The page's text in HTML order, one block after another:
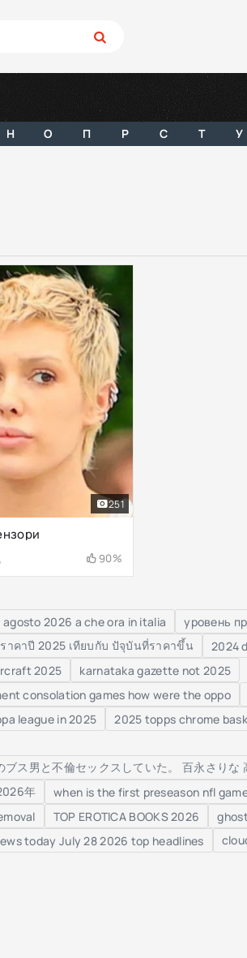
Н О П Р С Т У
90%
251
agosto 2026 a che ora in italia
уровень
ราคาปี 2025 เทียบกับ ปัจุบันที่ราคาขึ้น 2024
2025
karnataka gazette not 2025
consolation games how were the oppo
league in 2025 2025 topps chrome
ス男と不倫セックスしていた。 百永さり
年 when is the first preseason nfl
TOP EROTICA BOOKS 2026
today July 28 2026 top headlines